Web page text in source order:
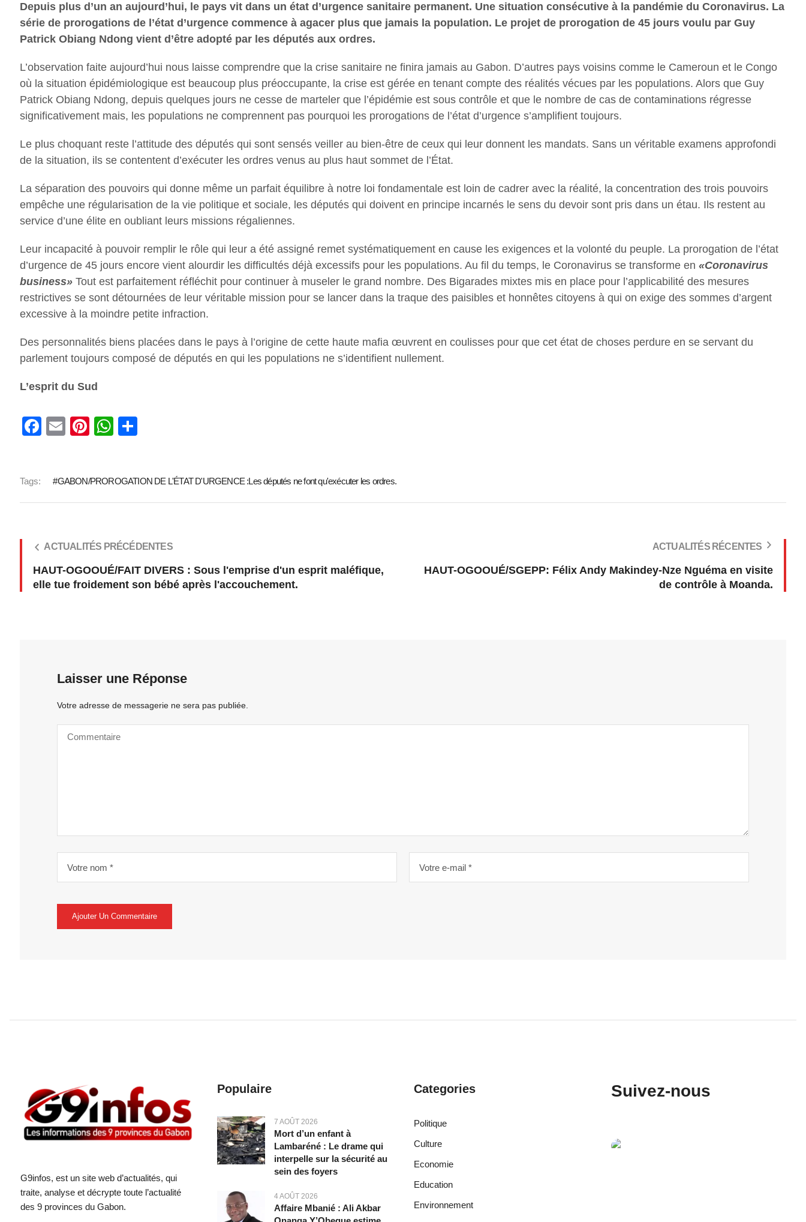
Depuis plus d’un an aujourd’hui, le pays vit dans un état d’urgence sanitaire permanent. Une situation consécutive à la pandémie du Coronavirus. La
série de prorogations de l’état d’urgence commence à agacer plus que jamais la population. Le projet de prorogation de 45 jours voulu par Guy
Patrick Obiang Ndong vient d’être adopté par les députés aux ordres.
L’observation faite aujourd’hui nous laisse comprendre que la crise sanitaire ne finira jamais au Gabon. D’autres pays voisins comme le Cameroun et le Congo
où la situation épidémiologique est beaucoup plus préoccupante, la crise est gérée en tenant compte des réalités vécues par les populations. Alors que Guy
Patrick Obiang Ndong, depuis quelques jours ne cesse de marteler que l’épidémie est sous contrôle et que le nombre de cas de contaminations régresse
significativement mais, les populations ne comprennent pas pourquoi les prorogations de l’état d’urgence s’amplifient toujours.
Le plus choquant reste l’attitude des députés qui sont sensés veiller au bien-être de ceux qui leur donnent les mandats. Sans un véritable examens approfondi
de la situation, ils se contentent d’exécuter les ordres venus au plus haut sommet de l’État.
La séparation des pouvoirs qui donne même un parfait équilibre à notre loi fondamentale est loin de cadrer avec la réalité, la concentration des trois pouvoirs
empêche une régularisation de la vie politique et sociale, les députés qui doivent en principe incarnés le sens du devoir sont pris dans un étau. Ils restent au
service d’une élite en oubliant leurs missions régaliennes.
Leur incapacité à pouvoir remplir le rôle qui leur a été assigné remet systématiquement en cause les exigences et la volonté du peuple. La prorogation de l’état
d’urgence de 45 jours encore vient alourdir les difficultés déjà excessifs pour les populations. Au fil du temps, le Coronavirus se transforme en«Coronavirus
business» Tout est parfaitement réfléchit pour continuer à museler le grand nombre. Des Bigarades mixtes mis en place pour l’applicabilité des mesures
restrictives se sont détournées de leur véritable mission pour se lancer dans la traque des paisibles et honnêtes citoyens à qui on exige des sommes d’argent
excessive à la moindre petite infraction.
Des personnalités biens placées dans le pays à l’origine de cette haute mafia œuvrent en coulisses pour que cet état de choses perdure en se servant du
parlement toujours composé de députés en qui les populations ne s’identifient nullement.
L’esprit du Sud
Facebook
Email PinterestWhatsApp
Tags: GABON/PROROGATION DE L'ÉTAT D'URGENCE :Les députés ne font qu'exécuter les ordres.
ACTUALITÉS PRÉCÉDENTES
HAUT-OGOOUÉ/FAIT DIVERS : Sous l'emprise d'un esprit maléfique,
elle tue froidement son bébé après l'accouchement.
ACTUALITÉS RÉCENTES
HAUT-OGOOUÉ/SGEPP: Félix Andy Makindey-Nze Nguéma en visite
de contrôle à Moanda.
Laisser une Réponse
Votre adresse de messagerie ne sera pas publiée.
G9infos, est un site web d’actualités, qui
traite, analyse et décrypte toute l’actualité
des 9 provinces du Gabon.
Populaire
7 AOÛT 2026
Mort d’un enfant à
Lambaréné : Le drame qui
interpelle sur la sécurité au
sein des foyers
4 AOÛT 2026
Affaire Mbanié : Ali Akbar
Categories
Politique
Culture
Economie
Education
Environnement
Suivez-nous